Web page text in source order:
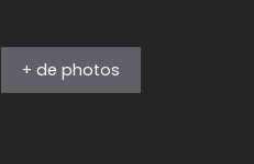
+ de photos